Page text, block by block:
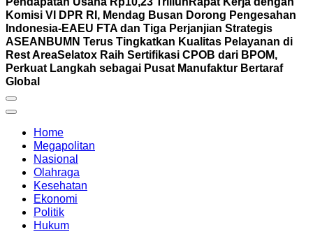
Komisi VI DPR RI, Mendag Busan Dorong Pengesahan
Indonesia-EAEU FTA dan Tiga Perjanjian Strategis
ASEAN BUMN Terus Tingkatkan Kualitas Pelayanan di
Rest AreaSelatox Raih Sertifikasi CPOB dari BPOM,
Perkuat Langkah sebagai Pusat Manufaktur Bertaraf
Global
Home
Megapolitan
Nasional
Olahraga
Kesehatan
Ekonomi
Politik
Hukum